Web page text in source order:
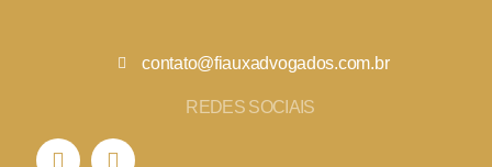
contato@fiauxadvogados.com.br
REDES SOCIAIS